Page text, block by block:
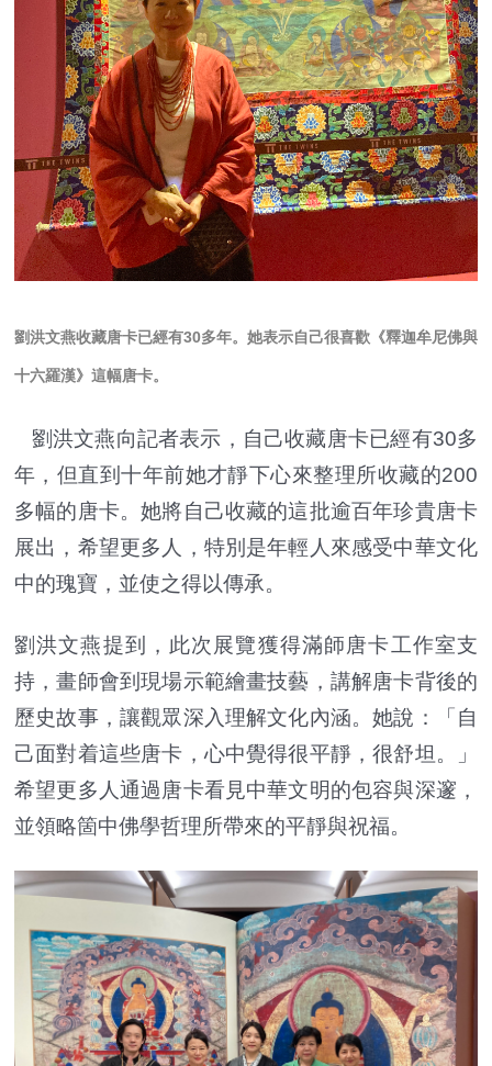
劉洪文燕收藏唐卡已經有30多年。她表示自己很喜歡《釋迦牟尼佛與
十六羅漢》這幅唐卡。
劉洪文燕向記者表示，自己收藏唐卡已經有30多
年，但直到十年前她才靜下心來整理所收藏的200
多幅的唐卡。她將自己收藏的這批逾百年珍貴唐卡
展出，希望更多人，特別是年輕人來感受中華文化
中的瑰寶，並使之得以傳承。
劉洪文燕提到，此次展覽獲得滿師唐卡工作室支
持，畫師會到現場示範繪畫技藝，講解唐卡背後的
歷史故事，讓觀眾深入理解文化內涵。她說：「自
己面對着這些唐卡，心中覺得很平靜，很舒坦。」
希望更多人通過唐卡看見中華文明的包容與深邃，
並領略箇中佛學哲理所帶來的平靜與祝福。